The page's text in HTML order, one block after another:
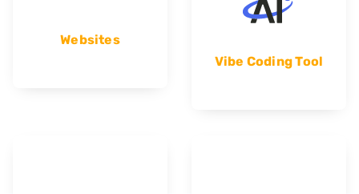
Websites
Vibe Coding Tool